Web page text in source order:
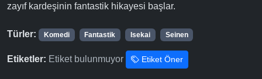
zayıf kardeşinin fantastik hikayesi başlar.
Türler: Komedi Fantastik Isekai Seinen
Etiketler: Etiket bulunmuyor Etiket Öner